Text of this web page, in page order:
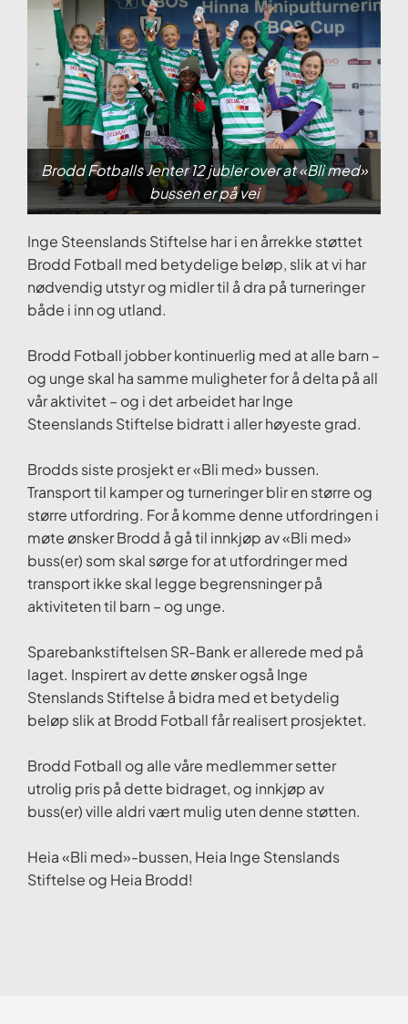
Brodd Fotballs Jenter 12 jubler over at «Bli med»
bussen er på vei
Inge Steenslands Stiftelse har i en årrekke støttet
Brodd Fotball med betydelige beløp, slik at vi har
nødvendig utstyr og midler til å dra på turneringer
både i inn og utland.
Brodd Fotball jobber kontinuerlig med at alle barn –
og unge skal ha samme muligheter for å delta på all
vår aktivitet – og i det arbeidet har Inge
Steenslands Stiftelse bidratt i aller høyeste grad.
Brodds siste prosjekt er «Bli med» bussen.
Transport til kamper og turneringer blir en større og
større utfordring. For å komme denne utfordringen i
møte ønsker Brodd å gå til innkjøp av «Bli med»
buss(er) som skal sørge for at utfordringer med
transport ikke skal legge begrensninger på
aktiviteten til barn – og unge.
Sparebankstiftelsen SR-Bank er allerede med på
laget. Inspirert av dette ønsker også Inge
Stenslands Stiftelse å bidra med et betydelig
beløp slik at Brodd Fotball får realisert prosjektet.
Brodd Fotball og alle våre medlemmer setter
utrolig pris på dette bidraget, og innkjøp av
buss(er) ville aldri vært mulig uten denne støtten.
Heia «Bli med»-bussen, Heia Inge Stenslands
Stiftelse og Heia Brodd!